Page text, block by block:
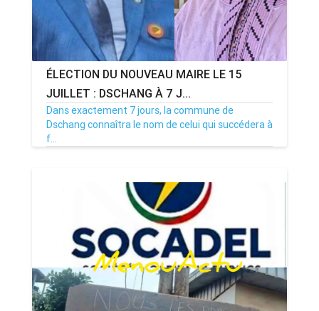
ÉLECTION DU NOUVEAU MAIRE LE 15
JUILLET : DSCHANG À 7 J...
Dans exactement 7 jours, la commune de
Dschang connaîtra le nom de celui qui succédera à
f...